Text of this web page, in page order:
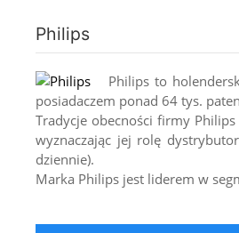
Philips
Philips to
posiadaczem ponad 64 tys.
Tradycje obecności firmy
wyznaczając jej rolę
dziennie).
Marka Philips jest liderem w